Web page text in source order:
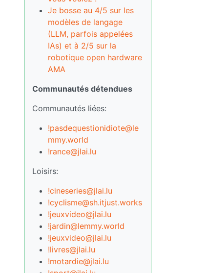
Je bosse au 4/5 sur les
modèles de langage
(LLM, parfois appelées
IAs) et à 2/5 sur la
robotique open hardware
AMA
Communautés détendues
Communautés liées:
!pasdequestionidiote@le
mmy.world
!rance@jlai.lu
Loisirs:
!cineseries@jlai.lu
!cyclisme@sh.itjust.works
!jeuxvideo@jlai.lu
!jardin@lemmy.world
!jeuxvideo@jlai.lu
!livres@jlai.lu
!motardie@jlai.lu